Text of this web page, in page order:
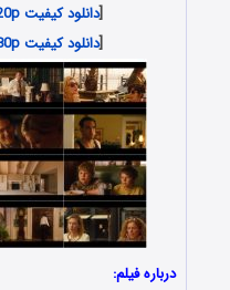
[دانلود کیفیت 720p با حجم 630 مگابایت
[دانلود کیفیت 480p با حجم 359 مگابایت
درباره فیلم: